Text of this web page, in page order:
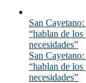
San
“hablan de los
necesidades”
San
“hablan de los
necesidades”